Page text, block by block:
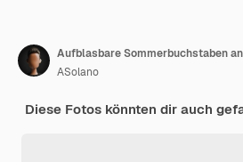
ASolano
Diese Fotos könnten dir auch